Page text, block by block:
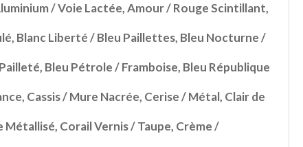
/ Voie Lactée,Amour / Rouge Scintillant,
, Blanc Liberté / Bleu Paillettes, Bleu Nocturne /
, Bleu Pétrole / Framboise, Bleu République
, Cassis / Mure Nacrée, Cerise / Métal, Clair de
Métallisé, Corail Vernis / Taupe, Crème /